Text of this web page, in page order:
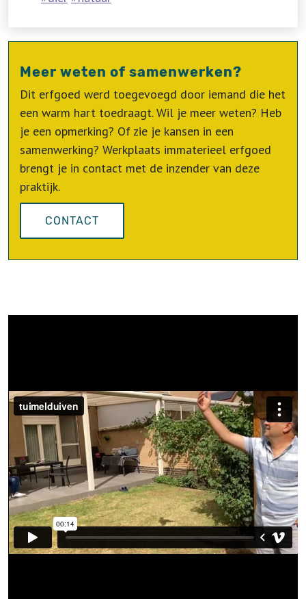
Meer weten of samenwerken?
Dit erfgoed werd toegevoegd door iemand die het
een warm hart toedraagt. Wil je meer weten? Heb
je een opmerking? Of zie je kansen in een
samenwerking? Werkplaats immaterieel erfgoed
brengt je in contact met de inzender van deze
praktijk.
CONTACT